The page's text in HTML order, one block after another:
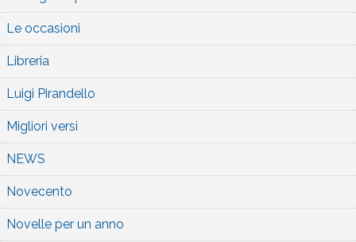
Le occasioni
Libreria
Luigi Pirandello
Migliori versi
NEWS
Novecento
Novelle per un anno